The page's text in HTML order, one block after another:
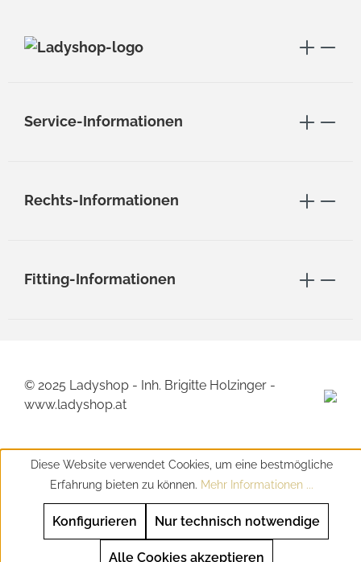
Service-Informationen
Rechts-Informationen
Fitting-Informationen
© 2025 Ladyshop - Inh. Brigitte Holzinger -
www.ladyshop.at
Diese Website verwendet Cookies, um eine bestmögliche
Erfahrung bieten zu können. Mehr Informationen ...
Nur technisch notwendige
Konfigurieren
Alle Cookies akzeptieren